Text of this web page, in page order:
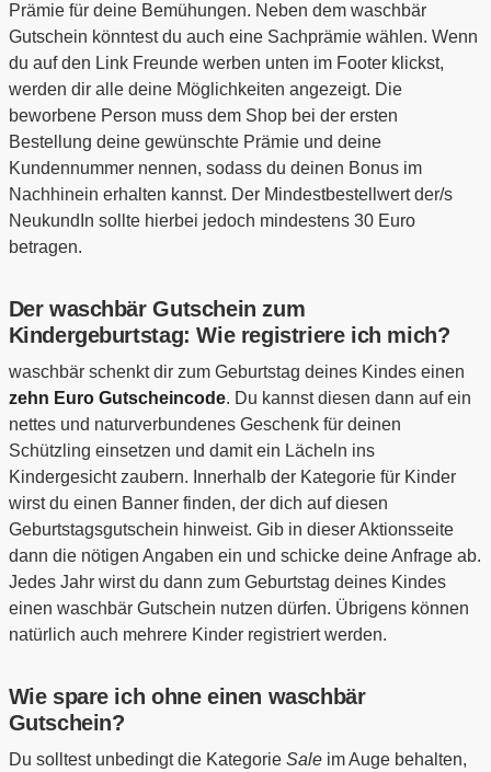
Prämie für deine Bemühungen. Neben dem waschbär
Gutschein könntest du auch eine Sachprämie wählen. Wenn
du auf den Link Freunde werben unten im Footer klickst,
werden dir alle deine Möglichkeiten angezeigt. Die
beworbene Person muss dem Shop bei der ersten
Bestellung deine gewünschte Prämie und deine
Kundennummer nennen, sodass du deinen Bonus im
Nachhinein erhalten kannst. Der Mindestbestellwert der/s
NeukundIn sollte hierbei jedoch mindestens 30 Euro
betragen.
Der waschbär Gutschein zum
Kindergeburtstag: Wie registriere ich mich?
waschbär schenkt dir zum Geburtstag deines Kindes einen
zehn Euro Gutscheincode. Du kannst diesen dann auf ein
nettes und naturverbundenes Geschenk für deinen
Schützling einsetzen und damit ein Lächeln ins
Kindergesicht zaubern. Innerhalb der Kategorie für Kinder
wirst du einen Banner finden, der dich auf diesen
Geburtstagsgutschein hinweist. Gib in dieser Aktionsseite
dann die nötigen Angaben ein und schicke deine Anfrage ab.
Jedes Jahr wirst du dann zum Geburtstag deines Kindes
einen waschbär Gutschein nutzen dürfen. Übrigens können
natürlich auch mehrere Kinder registriert werden.
Wie spare ich ohne einen waschbär
Gutschein?
Du solltest unbedingt die Kategorie Saleim Auge behalten,